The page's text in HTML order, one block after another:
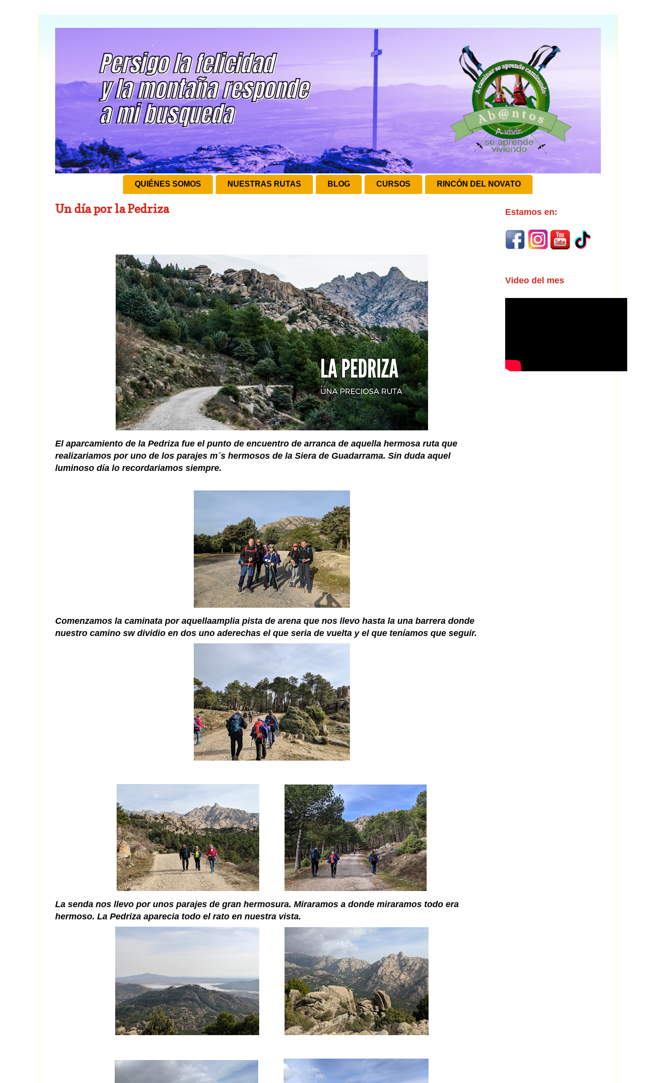
QUIÉNES SOMOS NUESTRAS RUTAS BLOG CURSOS RINCÓN DEL NOVATO
Un día por la Pedriza
El aparcamiento de la Pedriza fue el punto de encuentro de arranca de aquella hermosa ruta que
realizariamos por uno de los parajes m´s hermosos de la Siera de Guadarrama. Sin duda aquel
luminoso día lo recordariamos siempre.
Comenzamos la caminata por aquellaamplia pista de arena que nos llevo hasta la una barrera donde
nuestro camino sw dividio en dos uno aderechas el que seria de vuelta y el que teníamos que seguir.
La senda nos llevo por unos parajes de gran hermosura. Miraramos a donde miraramos todo era
hermoso. La Pedriza aparecia todo el rato en nuestra vista.
Estamos en:
Video del mes